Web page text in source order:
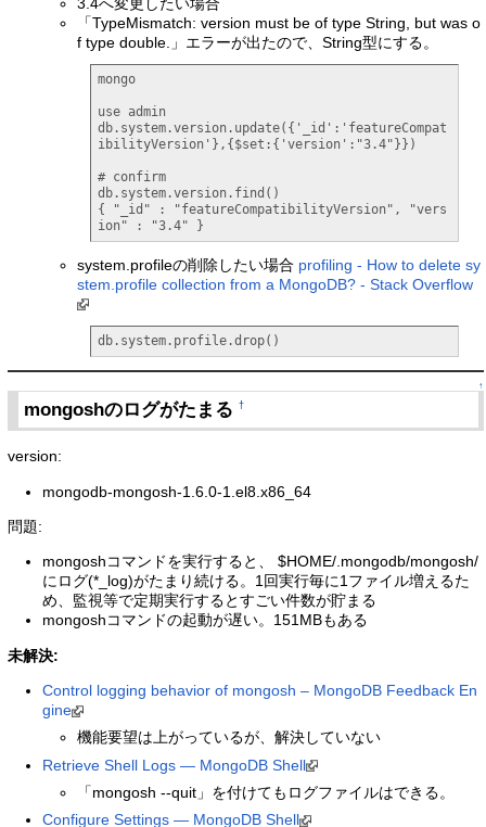
「TypeMismatch: version must be of type String, but was o
f type double.」エラーが出たので、String型にする。
mongo
use admin
db.system.version.update({'_id':'featureCompat
ibilityVersion'},{$set:{'version':"3.4"}})
# confirm
db.system.version.find()
{ "_id" : "featureCompatibilityVersion", "vers
ion" : "3.4" }
system.profileの削除したい場合 profiling - How to delete sy
stem.profile collection from a MongoDB? - Stack Overflow
db.system.profile.drop()
↑
mongoshのログがたまる†
version:
mongodb-mongosh-1.6.0-1.el8.x86_64
問題:
mongoshコマンドを実行すると、 $HOME/.mongodb/mongosh/
にログ(*_log)がたまり続ける。1回実行毎に1ファイル増えるた
め、監視等で定期実行するとすごい件数が貯まる
mongoshコマンドの起動が遅い。151MBもある
未解決:
Control logging behavior of mongosh – MongoDB Feedback En
gine
機能要望は上がっているが、解決していない
Retrieve Shell Logs — MongoDB Shell
「mongosh --quit」を付けてもログファイルはできる。
Configure Settings — MongoDB Shell